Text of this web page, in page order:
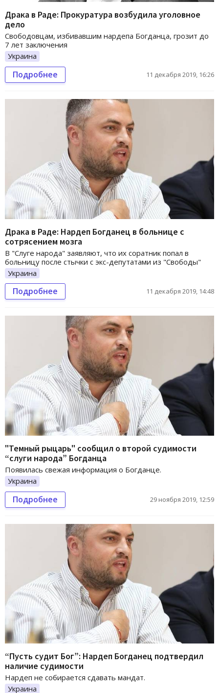
Драка в Раде: Прокуратура возбудила уголовное
дело
Свободовцам, избивавшим нардепа Богданца, грозит до
7 лет заключения
Украина
Подробнее 11 декабря 2019, 16:26
Драка в Раде: Нардеп Богданец в больнице с
сотрясением мозга
В "Слуге народа" заявляют, что их соратник попал в
больницу после стычки с экс-депутатами из "Свободы"
Украина
Подробнее 11 декабря 2019, 14:48
"Темный рыцарь" сообщил о второй судимости
“слуги народа” Богданца
Появилась свежая информация о Богданце.
Украина
Подробнее 29 ноября 2019, 12:59
“Пусть судит Бог”: Нардеп Богданец подтвердил
наличие судимости
Нардеп не собирается сдавать мандат.
Украина